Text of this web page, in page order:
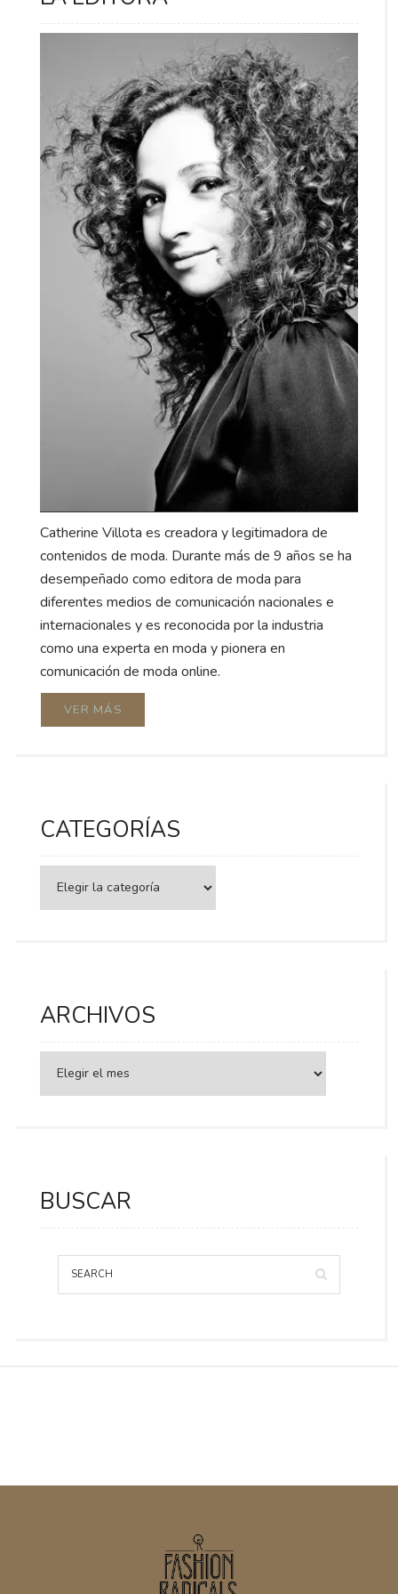
Catherine Villota es creadora y legitimadora de
contenidos de moda. Durante más de 9 años se ha
desempeñado como editora de moda para
diferentes medios de comunicación nacionales e
internacionales y es reconocida por la industria
como una experta en moda y pionera en
comunicación de moda online.
VER MÁS
CATEGORÍAS
ARCHIVOS
BUSCAR